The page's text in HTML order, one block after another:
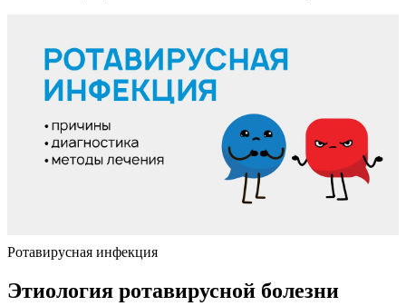
Ротавирусная инфекция
Этиология ротавирусной болезни